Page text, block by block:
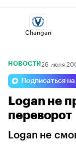
Changan
Haval
Esteo
НОВОСТИ 26 июля
Подписаться
Logan не
переворот
Logan не